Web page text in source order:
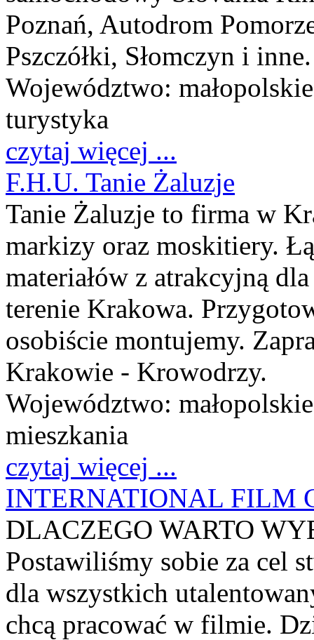
Poznań, Autodrom
Pszczółki, Słomczyn i inne.
Województwo: małopolskie
turystyka
czytaj więcej ...
F.H.U. Tanie Żaluzje
Tanie Żaluzje to firma w
markizy oraz moskitiery.
materiałów z atrakcyjną
terenie Krakowa.
osobiście montujemy.
Krakowie - Krowodrzy.
Województwo: małopolskie
mieszkania
czytaj więcej ...
INTERNATIONAL FILM
DLACZEGO WARTO
Postawiliśmy sobie za cel
dla wszystkich
chcą pracować w filmie.